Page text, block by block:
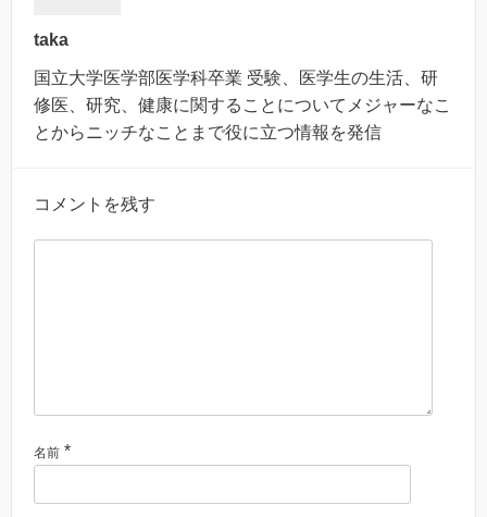
taka
国立大学医学部医学科卒業 受験、医学生の生活、研
修医、研究、健康に関することについてメジャーなこ
とからニッチなことまで役に立つ情報を発信
コメントを残す
名前 *